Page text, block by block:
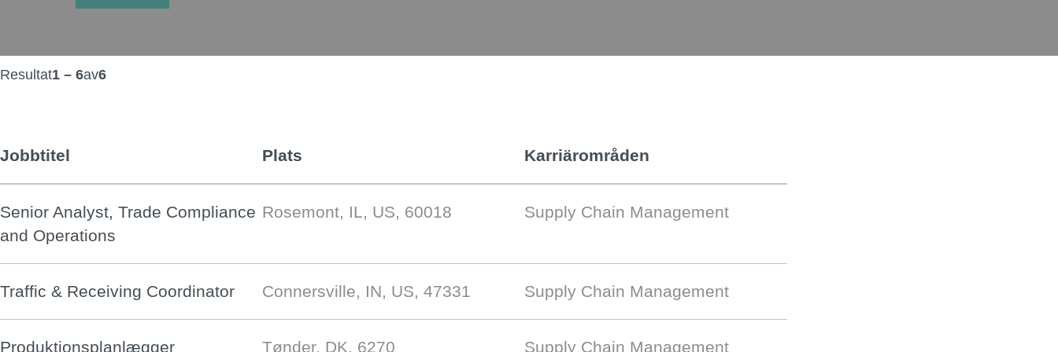
Resultat1 – 6av6
Jobbtitel Plats Karriärområden
Senior Analyst, Trade Compliance
and Operations
Rosemont, IL, US, 60018 Supply Chain Management
Traffic & Receiving Coordinator Connersville, IN, US, 47331 Supply Chain Management
Produktionsplanlægger Tønder, DK, 6270 Supply Chain Management